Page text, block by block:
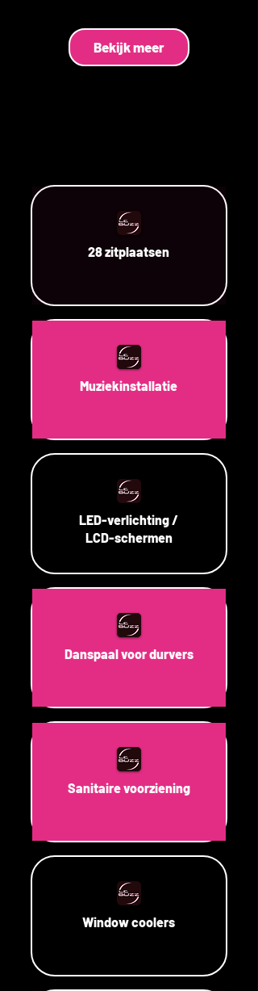
Bekijk meer
28 zitplaatsen
Muziekinstallatie
LED-verlichting /
LCD-schermen
Danspaal voor durvers
Sanitaire voorziening
Window coolers